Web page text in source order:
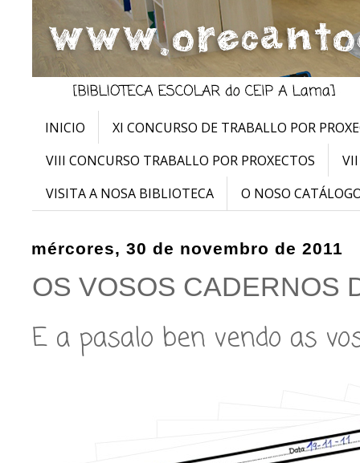
INICIO
XI CONCURSO DE TRABALLO POR
VIII CONCURSO TRABALLO POR PROXECTOS
VISITA A NOSA BIBLIOTECA
O NOSO
mércores, 30 de novembro de 2011
OS VOSOS CADERNOS
E a pasalo ben vendo as